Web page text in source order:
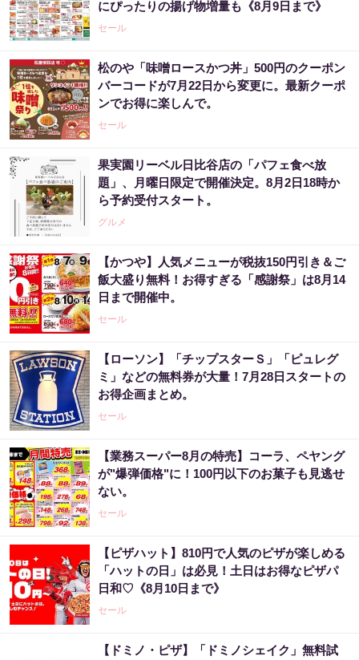
にぴったりの揚げ物増量も《8月9日まで》
セール
松のや「味噌ロースかつ丼」500円のクーポン
バーコードが7月22日から変更に。最新クーポ
ンでお得に楽しんで。
セール
果実園リーベル日比谷店の「パフェ食べ放
題」、月曜日限定で開催決定。8月2日18時か
ら予約受付スタート。
グルメ
【かつや】人気メニューが税抜150円引き＆ご
飯大盛り無料！お得すぎる「感謝祭」は8月14
日まで開催中。
セール
【ローソン】「チップスターＳ」「ピュレグ
ミ」などの無料券が大量！7月28日スタートの
お得企画まとめ。
セール
【業務スーパー8月の特売】コーラ、ペヤング
が"爆弾価格"に！100円以下のお菓子も見逃せ
ない。
セール
【ピザハット】810円で人気のピザが楽しめる
「ハットの日」は必見！土日はお得なピザパ
日和♡《8月10日まで》
セール
【ドミノ・ピザ】「ドミノシェイク」無料試